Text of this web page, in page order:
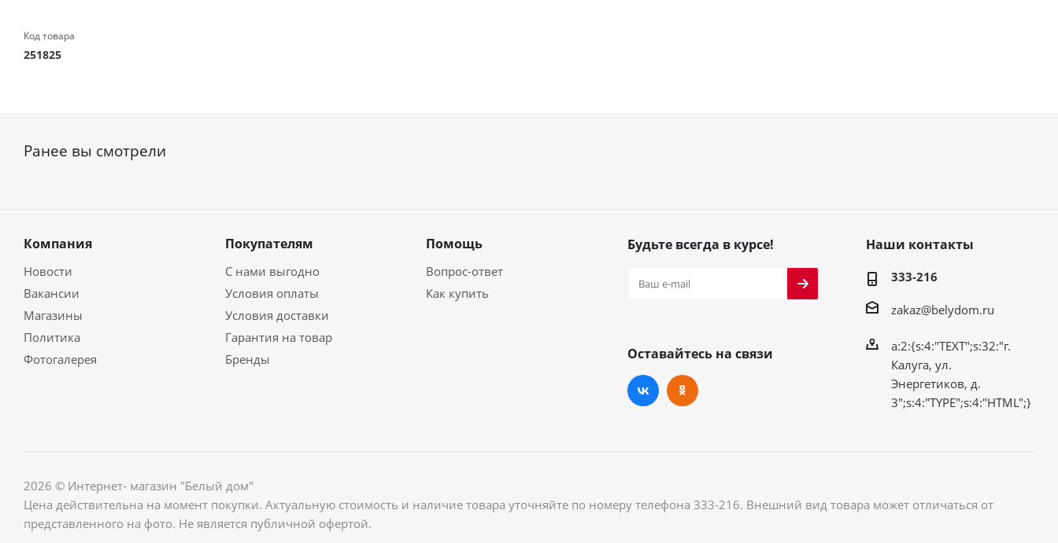
Код товара
251825
Ранее вы смотрели
Компания
Новости
Вакансии
Магазины
Политика
Фотогалерея
Покупателям
С нами выгодно
Условия оплаты
Условия доставки
Гарантия на товар
Бренды
Помощь
Вопрос-ответ
Как купить
Будьте всегда в курсе!
Оставайтесь на связи
Наши контакты
333-216
zakaz@belydom.ru
a:2:{s:4:"TEXT";s:32:"г.
Калуга, ул.
Энергетиков, д.
3";s:4:"TYPE";s:4:"HTML";}
2026 © Интернет- магазин "Белый дом"
Цена действительна на момент покупки. Актуальную стоимость и наличие товара уточняйте по номеру телефона 333-216. Внешний вид товара может отличаться от
представленного на фото. Не является публичной офертой.